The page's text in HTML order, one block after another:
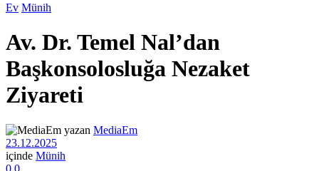
Ev Münih
Av. Dr. Temel Nal’dan
Başkonsolosluğa Nezaket
Ziyareti
yazan MediaEm
23.12.2025
içinde Münih
0 0